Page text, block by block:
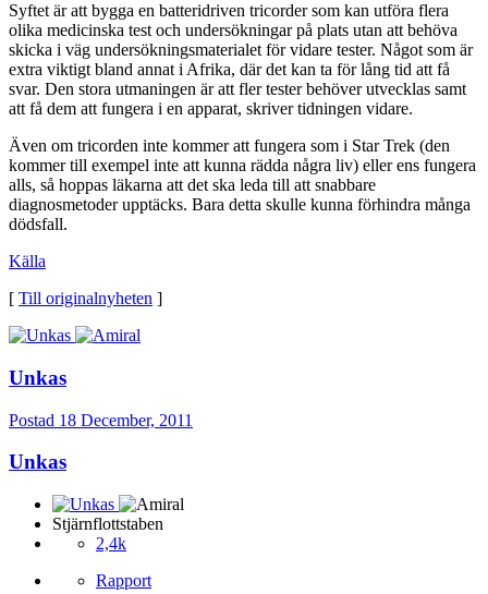
Syftet är att bygga en batteridriven tricorder som kan utföra flera
olika medicinska test och undersökningar på plats utan att behöva
skicka i väg undersökningsmaterialet för vidare tester. Något som är
extra viktigt bland annat i Afrika, där det kan ta för lång tid att få
svar. Den stora utmaningen är att fler tester behöver utvecklas samt
att få dem att fungera i en apparat, skriver tidningen vidare.
Även om tricorden inte kommer att fungera som i Star Trek (den
kommer till exempel inte att kunna rädda några liv) eller ens fungera
alls, så hoppas läkarna att det ska leda till att snabbare
diagnosmetoder upptäcks. Bara detta skulle kunna förhindra många
dödsfall.
Källa
[ Till originalnyheten ]
Unkas
Postad 18 December, 2011
Unkas
Stjärnflottstaben
2,4k
Rapport